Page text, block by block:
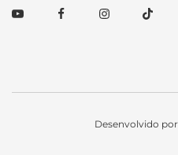
YoutubeFacebookInstagramTikTok
Desenvolvido por